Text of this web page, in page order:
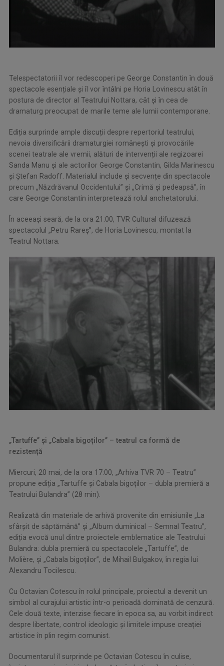
Telespectatorii îl vor redescoperi pe George Constantin în două
spectacole esențiale și îl vor întâlni pe Horia Lovinescu atât în
postura de director al Teatrului Nottara, cât și în cea de
dramaturg preocupat de marile teme ale lumii contemporane.
Ediția surprinde ample discuții despre repertoriul teatrului,
nevoia diversificării dramaturgiei românești și provocările
scenei teatrale ale vremii, alături de intervenții ale regizoarei
Sanda Manu și ale actorilor George Constantin, Gilda Marinescu
și Ștefan Radoff. Materialul include și secvențe din spectacole
precum „Năzdrăvanul Occidentului” și „Crimă și pedeapsă”, în
care George Constantin interpretează rolul anchetatorului.
În aceeași seară, de la ora 21:00, TVR Cultural difuzează
spectacolul „Petru Rareș”, de Horia Lovinescu, montat la
Teatrul Nottara.
„Tartuffe” și „Cabala bigoților” – teatrul ca formă de
rezistență
Miercuri, 20 mai, de la ora 17:00, „Arhiva TVR 70 – Teatru”
propune ediția „Tartuffe și Cabala bigoților – dubla premieră a
Teatrului Bulandra” (28 min).
Realizată din materiale de arhivă provenite din emisiunile „La
sfârșit de săptămână” și „Album duminical – Semnal Teatru”,
ediția evocă unul dintre proiectele emblematice ale Teatrului
Bulandra: dubla premieră cu spectacolele „Tartuffe”, de
Molière, și „Cabala bigoților”, de Mihail Bulgakov, în regia lui
Alexandru Tocilescu.
Cu Octavian Cotescu în rolul principale, proiectul a devenit un
simbol al curajului artistic într-o perioadă dominată de cenzură.
Cele două texte, interzise fiecare în epoca sa, au vorbit indirect
despre libertate, control ideologic și limitele impuse creației
artistice în plin regim comunist.
Documentarul îl surprinde pe Octavian Cotescu în culise,